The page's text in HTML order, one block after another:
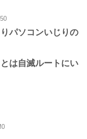
パソコンいじりの
は自滅ルートにい